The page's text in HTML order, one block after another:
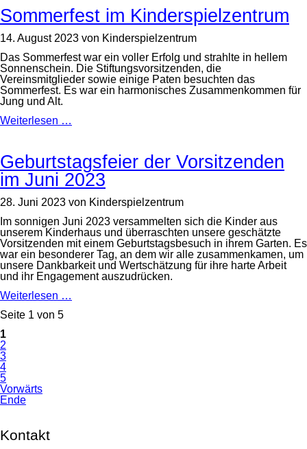
Barfußpark
Sommerfest im Kinderspielzentrum
14. August 2023 von Kinderspielzentrum
Das Sommerfest war ein voller Erfolg und strahlte in hellem
Sonnenschein. Die Stiftungsvorsitzenden, die
Vereinsmitglieder sowie einige Paten besuchten das
Sommerfest. Es war ein harmonisches Zusammenkommen für
Jung und Alt.
Weiterlesen …
Geburtstagsfeier der Vorsitzenden
im Juni 2023
28. Juni 2023 von Kinderspielzentrum
Im sonnigen Juni 2023 versammelten sich die Kinder aus
unserem Kinderhaus und überraschten unsere geschätzte
Vorsitzenden mit einem Geburtstagsbesuch in ihrem Garten. Es
war ein besonderer Tag, an dem wir alle zusammenkamen, um
unsere Dankbarkeit und Wertschätzung für ihre harte Arbeit
und ihr Engagement auszudrücken.
Weiterlesen …
Seite 1 von 5
1
2
3
4
5
Vorwärts
Ende
Kontakt